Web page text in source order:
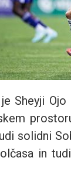
Sheyji
solidni
in